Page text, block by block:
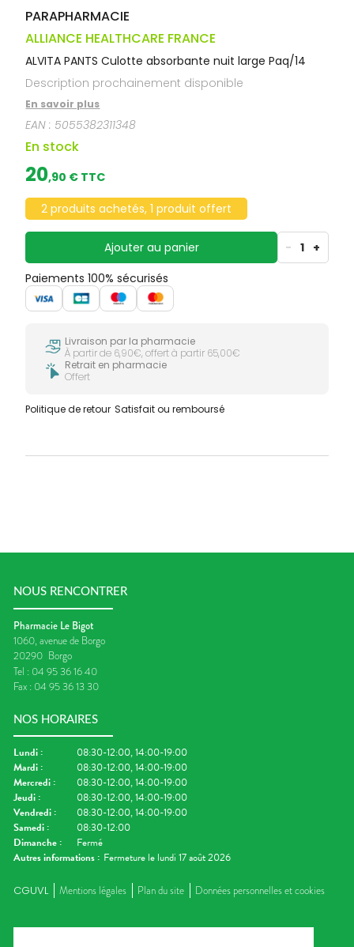
PARAPHARMACIE
ALLIANCE HEALTHCARE FRANCE
ALVITA PANTS Culotte absorbante nuit large Paq/14
Description prochainement disponible
En savoir plus
EAN : 5055382311348
En stock
20,90 € TTC
2 produits achetés, 1 produit offert
Ajouter au panier - 1 +
Paiements 100% sécurisés
Livraison par la pharmacie
À partir de 6,90€, offert à partir 65,00€
Retrait en pharmacie
Offert
Politique de retour Satisfait ou remboursé
NOUS RENCONTRER
Pharmacie Le Bigot
1060, avenue de Borgo
20290 Borgo
Tel : 04 95 36 16 40
Fax : 04 95 36 13 30
NOS HORAIRES
Lundi :
08:30-12:00, 14:00-19:00
Mardi :
08:30-12:00, 14:00-19:00
Mercredi :
08:30-12:00, 14:00-19:00
Jeudi :
08:30-12:00, 14:00-19:00
Vendredi :
08:30-12:00, 14:00-19:00
Samedi :
08:30-12:00
Dimanche :
Fermé
Autres informations : Fermeture le lundi 17 août 2026
CGUVL Mentions légales Plan du site Données personnelles et cookies